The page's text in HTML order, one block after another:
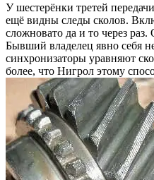
У шестерёнки третей
ещё видны следы сколов.
сложновато да и то через
Бывший владелец явно себя
синхронизаторы уравняют
более, что Нигрол этому